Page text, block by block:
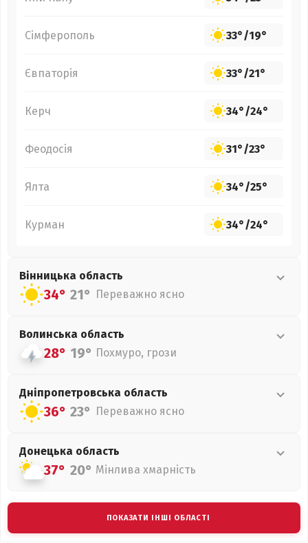
Сімферополь 33°/19°
Євпаторія 33°/21°
Керч 34°/24°
Феодосія 31°/23°
Ялта 34°/25°
Курман 34°/24°
Вінницька область
34° 21° Переважно ясно
Волинська область
28° 19° Похмуро, грози
Дніпропетровська область
36° 23° Переважно ясно
Донецька область
37° 20° Мінлива хмарність
ПОКАЗАТИ ІНШІ ОБЛАСТІ